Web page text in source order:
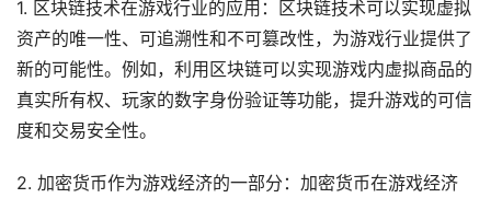
1. 区块链技术在游戏行业的应用：区块链技术可以实现虚拟
资产的唯一性、可追溯性和不可篡改性，为游戏行业提供了
新的可能性。例如，利用区块链可以实现游戏内虚拟商品的
真实所有权、玩家的数字身份验证等功能，提升游戏的可信
度和交易安全性。
2. 加密货币作为游戏经济的一部分：加密货币在游戏经济